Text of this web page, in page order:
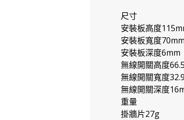
尺寸
安裝板高度
安裝板寬度70mm
安裝板深度6mm
無線開關高度
無線開關寬度
無線開關深度
重量
掛牆片27g